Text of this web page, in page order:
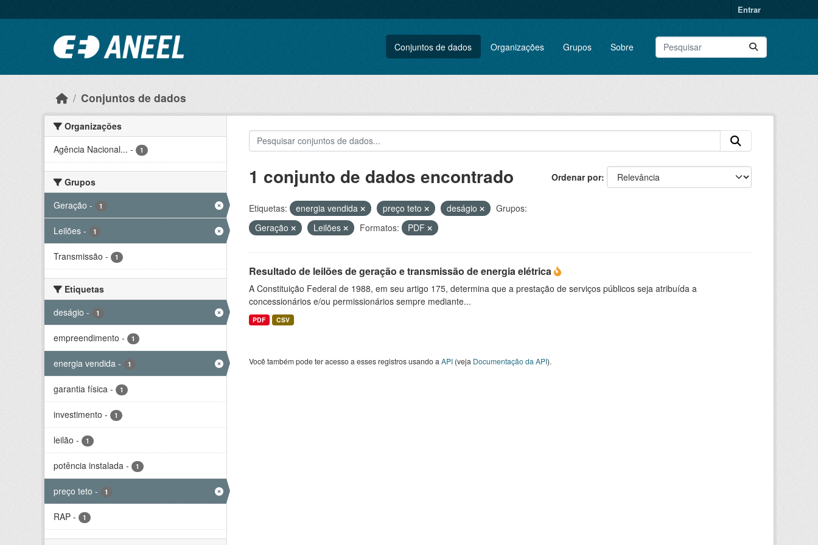
Entrar
Conjuntos de dados Organizações Grupos Sobre
Conjuntos de dados
Organizações
Agência Nacional... - 1
Grupos
Geração - 1
Leilões - 1
Transmissão - 1
Etiquetas
deságio - 1
empreendimento - 1
energia vendida - 1
garantia física - 1
investimento - 1
leilão - 1
potência instalada - 1
preço teto - 1
RAP - 1
Ordenar por
1 conjunto de dados encontrado
Etiquetas: energia vendida preço teto deságio
Grupos:
Geração
Leilões Formatos: PDF
Resultado de leilões de geração e transmissão de energia elétrica
A Constituição Federal de 1988, em seu artigo 175, determina que a prestação de serviços públicos seja atribuída a
concessionários e/ou permissionários sempre mediante...
PDF CSV
Você também pode ter acesso a esses registros usando a API(veja Documentação da API).